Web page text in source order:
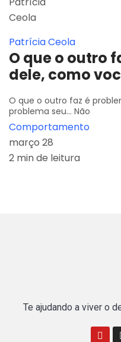
Patrícia Ceola
O que o outro
dele, como
O que o outro faz é
problema seu... Não
Comportamento
março 28
2 min de leitura
Te ajudando a viver o